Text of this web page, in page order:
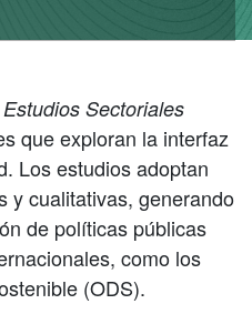
Sectoriales
que exploran la interfaz
Los estudios adoptan
y cualitativas, generando
de políticas públicas
como los
(ODS).